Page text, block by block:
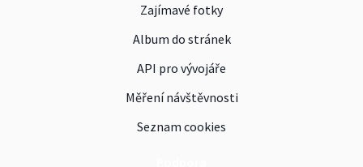
Zajímavé fotky
Album do stránek
API pro vývojáře
Měření návštěvnosti
Seznam cookies